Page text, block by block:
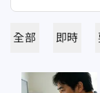
全部 即時